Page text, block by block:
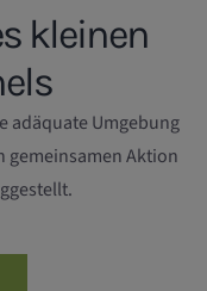
kleinen
adäquate Umgebung
gemeinsamen Aktion